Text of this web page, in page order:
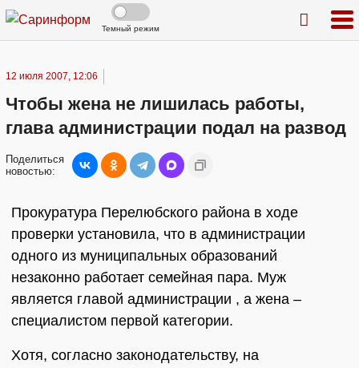
Темный режим
12 июля 2007, 12:06
Чтобы жена не лишилась работы,
глава администрации подал на развод
Поделиться
новостью:
Прокуратура Перелюбского района в ходе
проверки установила, что в администрации
одного из муниципальных образований
незаконно работает семейная пара. Муж
является главой администрации , а жена –
специалистом первой категории.
Хотя, согласно законодательству, на